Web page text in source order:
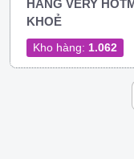
HÀNG VERY
KHOẺ
Kho hàng: 1.062